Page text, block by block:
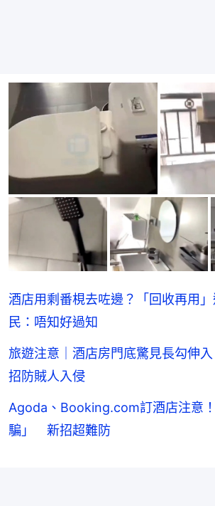
酒店用剩番梘去咗邊？「回收再用
民：唔知好過知
旅遊注意｜酒店房門底驚見長勾伸
招防賊人入侵
Agoda、Booking.com訂酒店注意
騙」 新招超難防